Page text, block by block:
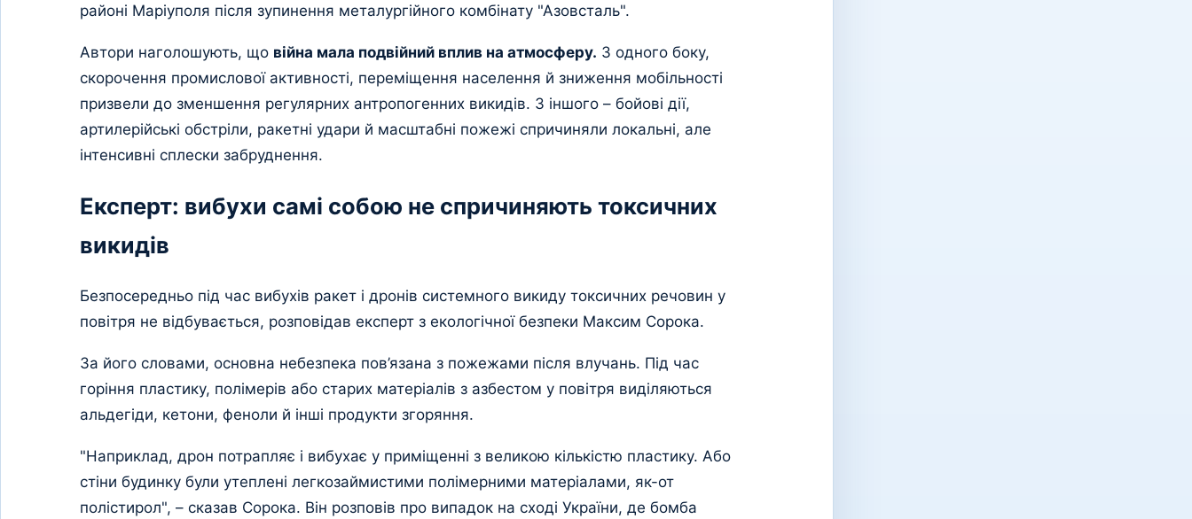
районі Маріуполя після зупинення металургійного комбінату "Азовсталь".
Автори наголошують, що війна мала подвійний вплив на атмосферу. З одного боку,
скорочення промислової активності, переміщення населення й зниження мобільності
призвели до зменшення регулярних антропогенних викидів. З іншого – бойові дії,
артилерійські обстріли, ракетні удари й масштабні пожежі спричиняли локальні, але
інтенсивні сплески забруднення.
Експерт: вибухи самі собою не спричиняють токсичних
викидів
Безпосередньо під час вибухів ракет і дронів системного викиду токсичних речовин у
повітря не відбувається, розповідав експерт з екологічної безпеки Максим Сорока.
За його словами, основна небезпека пов’язана з пожежами після влучань. Під час
горіння пластику, полімерів або старих матеріалів з азбестом у повітря виділяються
альдегіди, кетони, феноли й інші продукти згоряння.
"Наприклад, дрон потрапляє і вибухає у приміщенні з великою кількістю пластику. Або
стіни будинку були утеплені легкозаймистими полімерними матеріалами, як-от
полістирол", – сказав Сорока. Він розповів про випадок на сході України, де бомба